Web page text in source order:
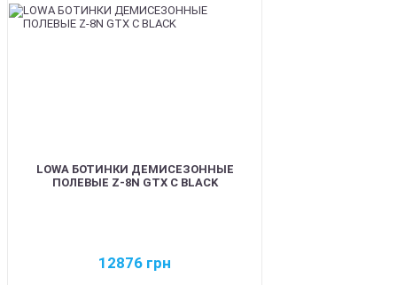
LOWA БОТИНКИ ДЕМИСЕЗОННЫЕ
ПОЛЕВЫЕ Z-8N GTX C BLACK
12876 грн